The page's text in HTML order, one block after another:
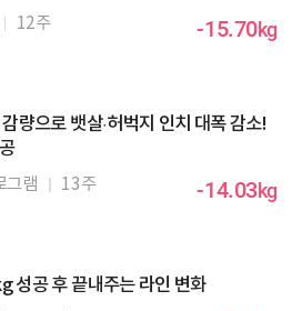
12주 -15.70kg
으로 뱃살·허벅지 인치 대폭 감소!
그램 13주 -14.03kg
공 후 끝내주는 라인 변화